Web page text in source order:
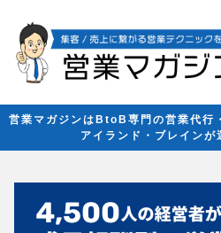
営業マガジンはBtoB専門の営業代行
アイランド・ブレインが